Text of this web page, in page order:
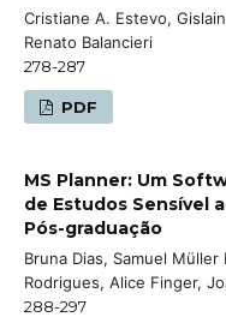
Cristiane A. Estevo,
Renato Balancieri
278-287
PDF
MS Planner: Um
de Estudos Sensível
Pós-graduação
Bruna Dias, Samuel
Rodrigues, Alice Finger,
288-297